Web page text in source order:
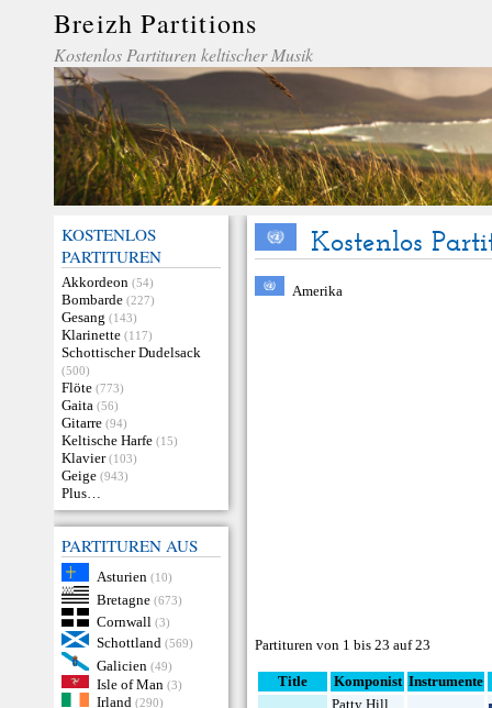
Breizh Partitions
Kostenlos Partituren keltischer Musik
KOSTENLOS
PARTITUREN
Akkordeon (54)
Bombarde (227)
Gesang (143)
Klarinette (117)
Schottischer Dudelsack
(500)
Flöte (773)
Gaita (56)
Gitarre (94)
Keltische Harfe (15)
Klavier (103)
Geige (943)
Plus…
PARTITUREN AUS
Asturien (10)
Bretagne (673)
Cornwall (3)
Schottland (569)
Galicien (49)
Isle of Man (3)
Irland (290)
Kostenlos
Amerika
Partituren von 1 bis 23 auf 23
Title Komponist Instrumente
Patty Hill